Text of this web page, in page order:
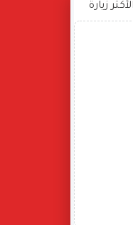
الأكثر زيارة